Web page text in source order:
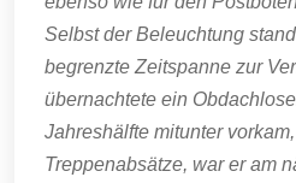
Selbst der Beleuchtung
begrenzte Zeitspanne zur
übernachtete ein
Jahreshälfte mitunter
Treppenabsätze, war er am